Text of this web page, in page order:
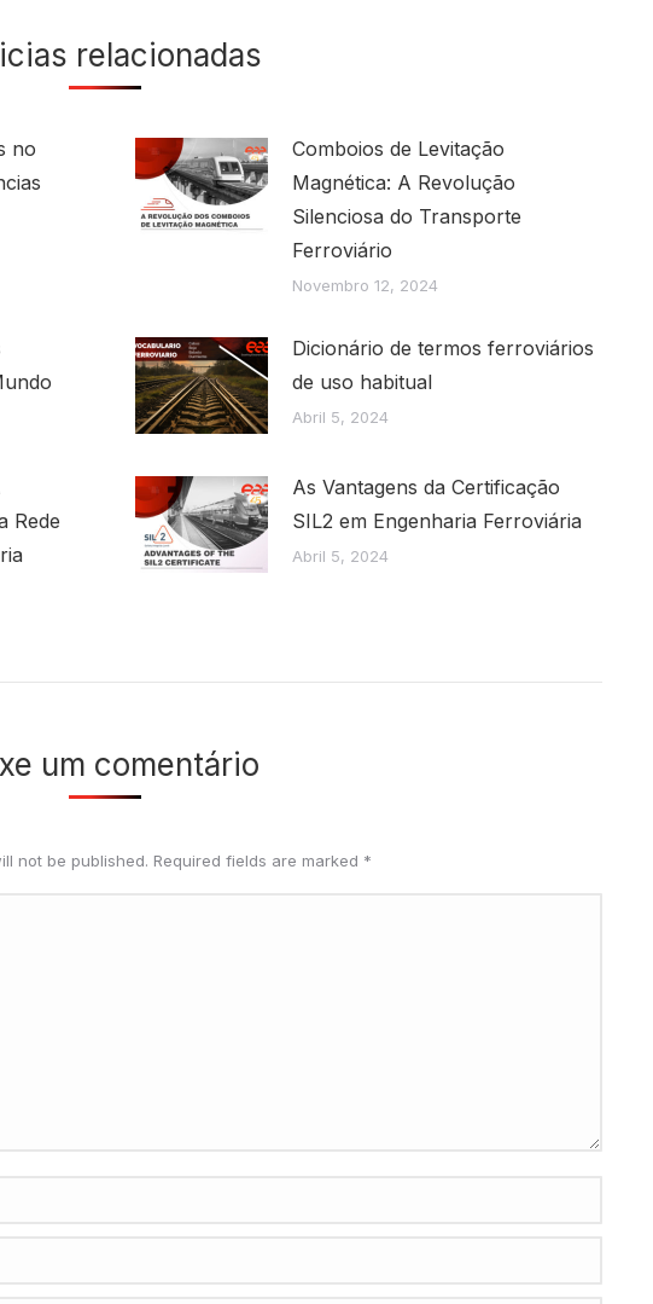
relacionadas
no
Comboios de Levitação
Magnética: A Revolução
Silenciosa do Transporte
Ferroviário
Novembro 12, 2024
Dicionário de termos ferroviários
de uso habitual
Abril 5, 2024
Rede
As Vantagens da Certificação
SIL2 em Engenharia Ferroviária
Abril 5, 2024
um comentário
not be published. Required fields are marked *